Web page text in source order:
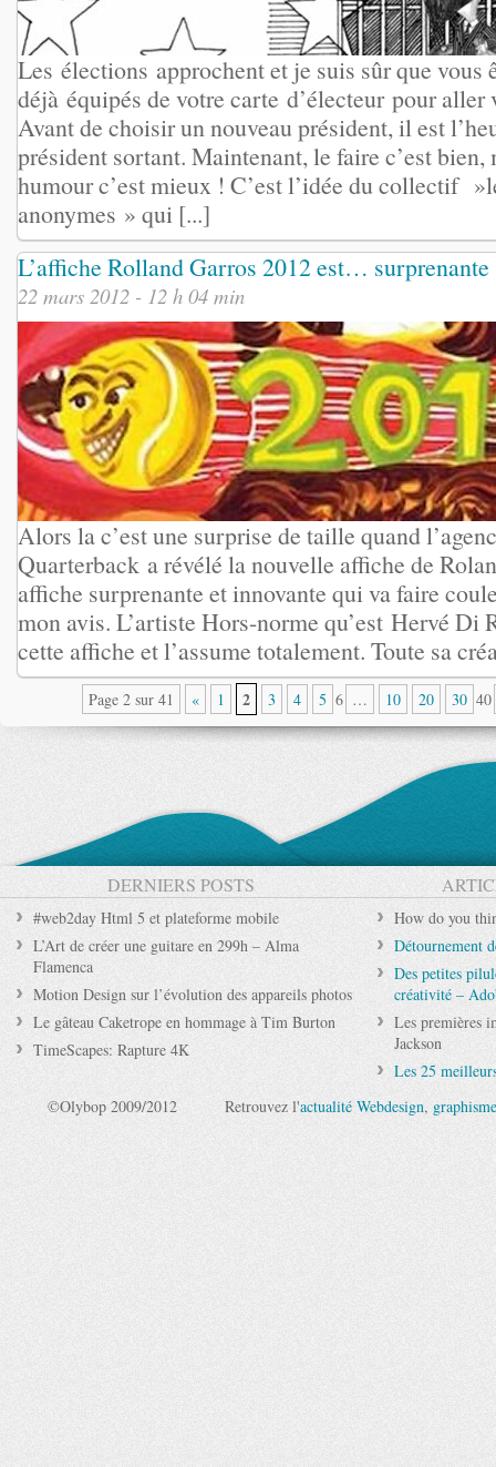
Les élections approchent et je suis sûr que vous
déjà équipés de votre carte d’électeur pour aller
Avant de choisir un nouveau président, il est
président sortant. Maintenant, le faire c’est bien,
humour c’est mieux ! C’est l’idée du collectif
anonymes » qui [...]
L’affiche Rolland Garros 2012 est… surprenante
22 mars 2012 - 12 h 04 min
Alors la c’est une surprise de taille quand
Quarterback a révélé la nouvelle affiche de
affiche surprenante et innovante qui va faire
mon avis. L’artiste Hors-norme qu’est Hervé Di
cette affiche et l’assume totalement. Toute sa
Page 2 sur 41 « 1 2 3 4 5 6 … 10 20 30 40
DERNIERS POSTS
#web2day Html 5 et plateforme mobile
L’Art de créer une guitare en 299h – Alma
Flamenca
Motion Design sur l’évolution des appareils photos
Le gâteau Caketrope en hommage à Tim Burton
TimeScapes: Rapture 4K
How do you
Détournement
Des petites
créativité –
Les premières
Jackson
Les 25
©Olybop 2009/2012
Retrouvez l'actualité Webdesign, graphisme